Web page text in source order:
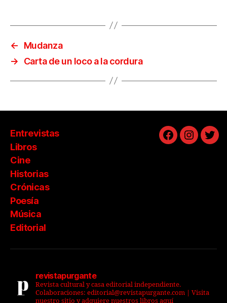
←
Mudanza
→
Carta de un loco a la cordura
Entrevistas
Libros
Cine
Historias
Crónicas
Poesía
Música
Editorial
Facebook
revistapurgante
Revista cultural y casa editorial independiente.
Colaboraciones: editorial@revistapurgante.com | Visita
nuestro sitio y adquiere nuestros libros aquí